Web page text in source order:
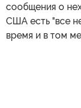
сообщения о
США есть "все
время и в том